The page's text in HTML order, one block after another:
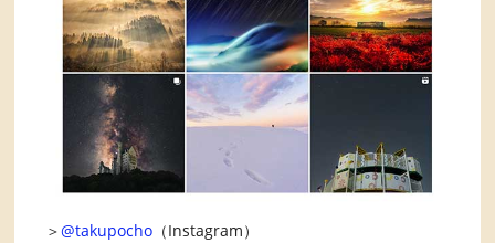
＞@takupocho （Instagram）